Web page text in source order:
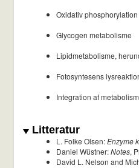
Oxidativ phosphorylation
Glycogen metabolisme
Lipidmetabolisme,
Fotosyntesens
Integration af
Litteratur
L. Folke Olsen:Enzyme
Daniel Wüstner:Notes,
David L. Nelson and